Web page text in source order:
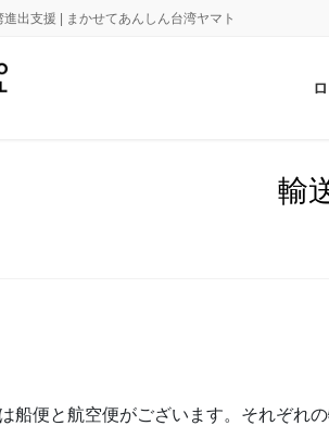
出支援 | まかせてあんしん台湾ヤマト
輸
船便と航空便がございます。それぞれ